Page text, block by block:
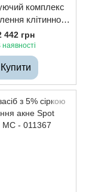
комплекс
клітинного
очищення шкіри
Boost Barrier
30ml
442 грн
наявності
Купити